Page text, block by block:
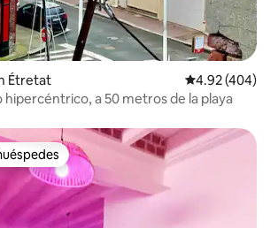
Étretat Calificación
4.92 (404)
a 50 metros de la playa